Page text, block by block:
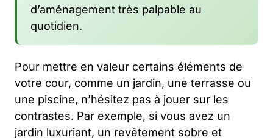
d’aménagement très palpable au
quotidien.
Pour mettre en valeur certains éléments de
votre cour, comme un jardin, une terrasse ou
une piscine, n’hésitez pas à jouer sur les
contrastes. Par exemple, si vous avez un
jardin luxuriant, un revêtement sobre et